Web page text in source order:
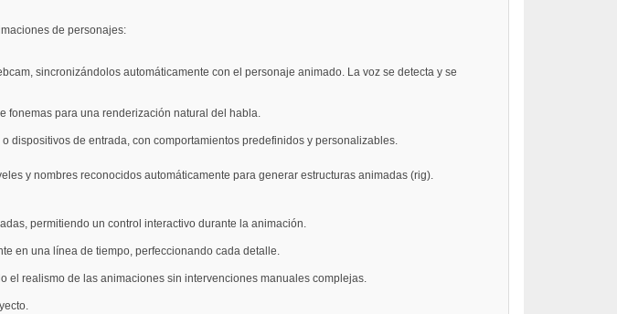
de personajes:
sincronizándolos automáticamente con el personaje animado. La voz se detecta y se
fonemas para una renderización natural del habla.
dispositivos de entrada, con comportamientos predefinidos y personalizables.
y nombres reconocidos automáticamente para generar estructuras animadas (rig).
permitiendo un control interactivo durante la animación.
en una línea de tiempo, perfeccionando cada detalle.
el realismo de las animaciones sin intervenciones manuales complejas.